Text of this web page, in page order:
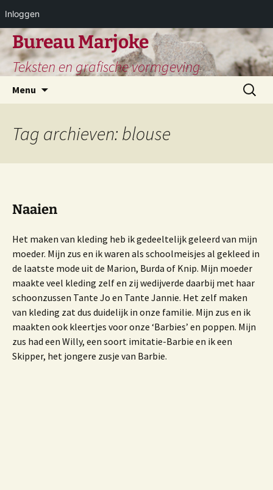
Inloggen
Ga
naar
inhoud
Bureau Marjoke
Teksten en grafische vormgeving
Menu
Zoeken
naar:
Tag archieven: blouse
Naaien
Het maken van kleding heb ik gedeeltelijk geleerd van mijn
moeder. Mijn zus en ik waren als schoolmeisjes al gekleed in
de laatste mode uit de Marion, Burda of Knip. Mijn moeder
maakte veel kleding zelf en zij wedijverde daarbij met haar
schoonzussen Tante Jo en Tante Jannie. Het zelf maken
van kleding zat dus duidelijk in onze familie. Mijn zus en ik
maakten ook kleertjes voor onze ‘Barbies’ en poppen. Mijn
zus had een Willy, een soort imitatie-Barbie en ik een
Skipper, het jongere zusje van Barbie.